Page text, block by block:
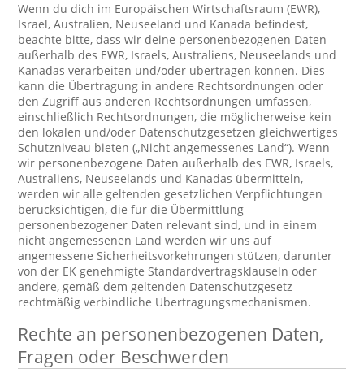
Wenn du dich im Europäischen Wirtschaftsraum (EWR),
Israel, Australien, Neuseeland und Kanada befindest,
beachte bitte, dass wir deine personenbezogenen Daten
außerhalb des EWR, Israels, Australiens, Neuseelands und
Kanadas verarbeiten und/oder übertragen können. Dies
kann die Übertragung in andere Rechtsordnungen oder
den Zugriff aus anderen Rechtsordnungen umfassen,
einschließlich Rechtsordnungen, die möglicherweise kein
den lokalen und/oder Datenschutzgesetzen gleichwertiges
Schutzniveau bieten („Nicht angemessenes Land“). Wenn
wir personenbezogene Daten außerhalb des EWR, Israels,
Australiens, Neuseelands und Kanadas übermitteln,
werden wir alle geltenden gesetzlichen Verpflichtungen
berücksichtigen, die für die Übermittlung
personenbezogener Daten relevant sind, und in einem
nicht angemessenen Land werden wir uns auf
angemessene Sicherheitsvorkehrungen stützen, darunter
von der EK genehmigte Standardvertragsklauseln oder
andere, gemäß dem geltenden Datenschutzgesetz
rechtmäßig verbindliche Übertragungsmechanismen.
Rechte an personenbezogenen Daten,
Fragen oder Beschwerden